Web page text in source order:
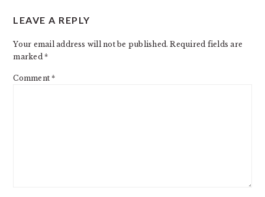
INTERACTIONS
LEAVE A REPLY
Your email address will not be published. Required fields are
marked*
Comment*